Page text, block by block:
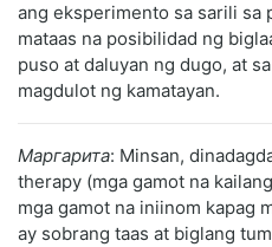
ang eksperimento sa sarili sa
mataas na posibilidad ng
puso at daluyan ng dugo, at
magdulot ng kamatayan.
Маргарита: Minsan,
therapy (mga gamot na
mga gamot na iniinom kapag
ay sobrang taas at biglang